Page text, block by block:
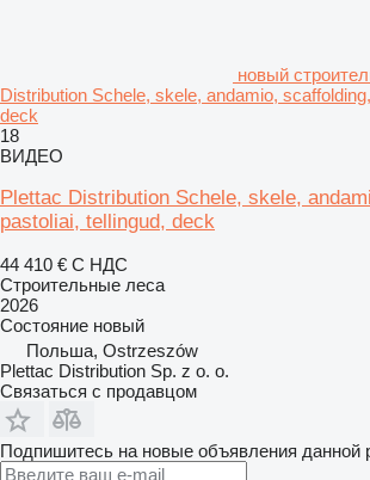
новый
Distribution Schele, skele, andamio,
deck
18
ВИДЕО
Plettac Distribution Schele, skele,
pastoliai, tellingud, deck
44 410 € С НДС
Строительные леса
2026
Состояние новый
Польша, Ostrzeszów
Plettac Distribution Sp. z o. o.
Связаться с продавцом
Подпишитесь на новые объявления данной